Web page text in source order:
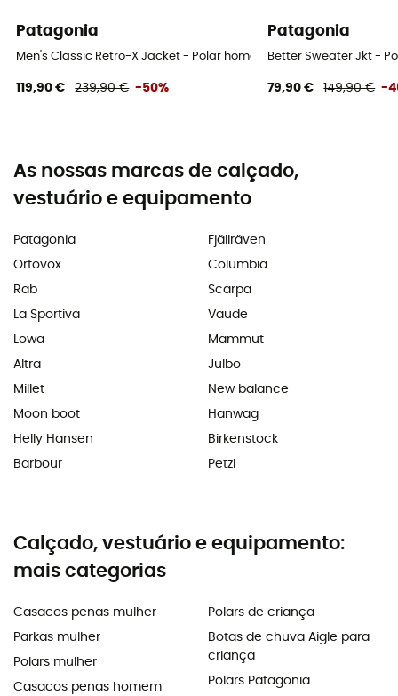
Patagonia
Men's Classic Retro-X Jacket - Polar homem
119,90 € 239,90 € -50%
Patagonia
Better Sweater Jkt -
79,90 € 149,90 € -
As nossas marcas de calçado,
vestuário e equipamento
Patagonia
Ortovox
Rab
La Sportiva
Lowa
Altra
Millet
Moon boot
Helly Hansen
Barbour
Fjällräven
Columbia
Scarpa
Vaude
Mammut
Julbo
New balance
Hanwag
Birkenstock
Petzl
Calçado, vestuário e equipamento:
mais categorias
Casacos penas mulher
Parkas mulher
Polars mulher
Casacos penas homem
Polars de criança
Botas de chuva Aigle para
criança
Polars Patagonia